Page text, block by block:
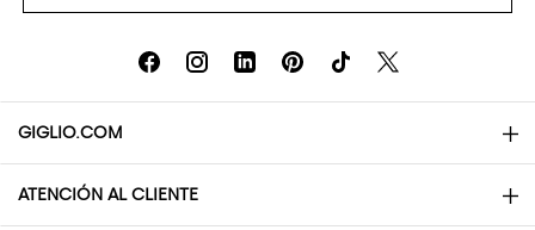
GIGLIO.COM
About
ATENCIÓN AL CLIENTE